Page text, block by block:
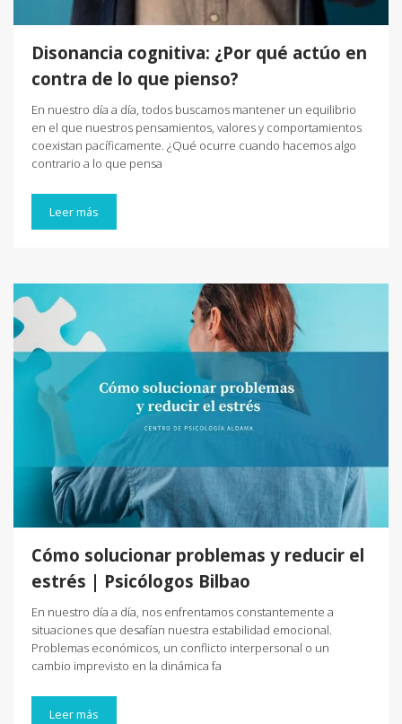
Disonancia cognitiva: ¿Por qué actúo en
contra de lo que pienso?
En nuestro día a día, todos buscamos mantener un equilibrio
en el que nuestros pensamientos, valores y comportamientos
coexistan pacíficamente. ¿Qué ocurre cuando hacemos algo
contrario a lo que pensa
Leer más
Cómo solucionar problemas y reducir el
estrés | Psicólogos Bilbao
En nuestro día a día, nos enfrentamos constantemente a
situaciones que desafían nuestra estabilidad emocional.
Problemas económicos, un conflicto interpersonal o un
cambio imprevisto en la dinámica fa
Leer más